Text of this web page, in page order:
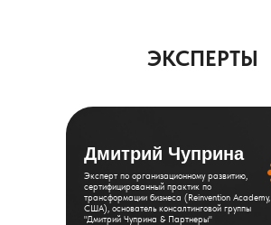
Дмитрий Чуприна
Эксперт по организационному развитию,
сертифицированный практик по
трансформации бизнеса (Reinvention Academy,
США), основатель консалтинговой группы
"Дмитрий Чуприна & Партнеры"
ЭКСПЕРТЫ